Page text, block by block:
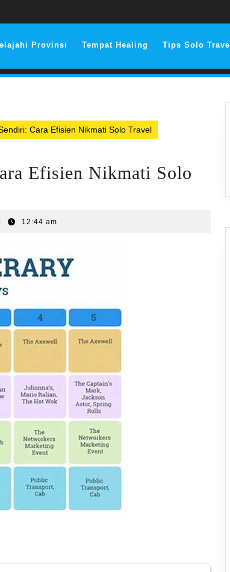
Provinsi Tempat Healing Tips Solo Travel
Cara Efisien Nikmati Solo Travel
Efisien Nikmati Solo
12:44 am